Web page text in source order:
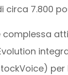
circa 7.800